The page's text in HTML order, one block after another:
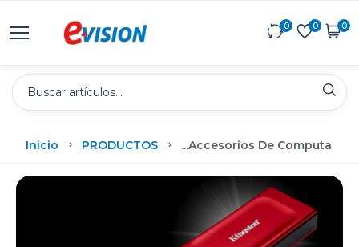
0 0 0
Inicio PRODUCTOS ...Accesorios De